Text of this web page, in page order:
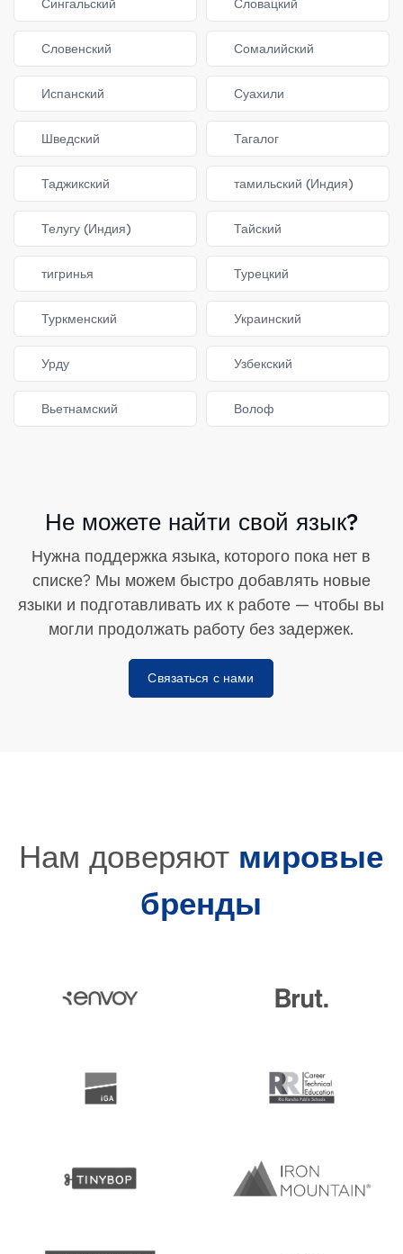
Сингальский Словацкий
Словенский Сомалийский
Испанский Суахили
Шведский Тагалог
Таджикский тамильский (Индия)
Телугу (Индия) Тайский
тигринья Турецкий
Туркменский Украинский
Урду Узбекский
Вьетнамский Волоф
Не можете найти свой язык?
Нужна поддержка языка, которого пока нет в
списке? Мы можем быстро добавлять новые
языки и подготавливать их к работе — чтобы вы
могли продолжать работу без задержек.
Связаться с нами
Нам доверяют мировые
бренды